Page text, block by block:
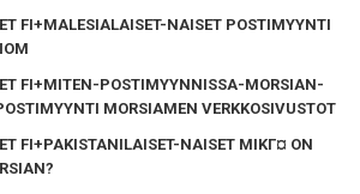
FI+MALESIALAISET-NAISET POSTIMYYNTI
FI+MITEN-POSTIMYYNNISSA-MORSIAN-
MORSIAMEN VERKKOSIVUSTOT
FI+PAKISTANILAISET-NAISET MIKГ¤ ON